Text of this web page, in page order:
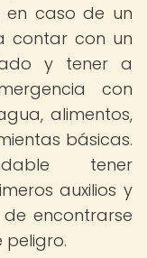
en caso de un
contar con un
y tener a
con
alimentos,
básicas.
tener
auxilios y
encontrarse